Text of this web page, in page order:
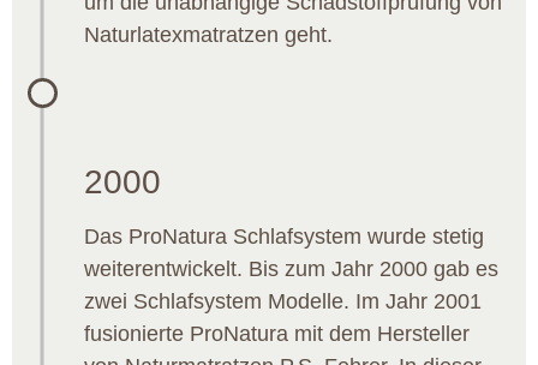
Naturlatexmatratzen geht.
2000
Das ProNatura Schlafsystem wurde stetig
weiterentwickelt. Bis zum Jahr 2000 gab es
zwei Schlafsystem Modelle. Im Jahr 2001
fusionierte ProNatura mit dem Hersteller